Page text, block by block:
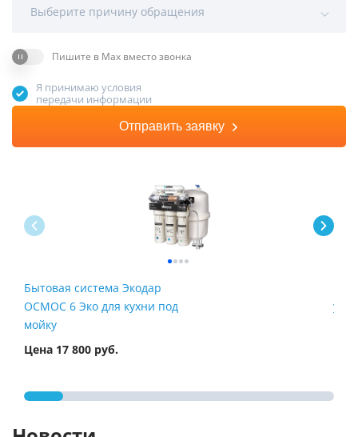
Выберите причину обращения
Пишите в Max вместо звонка
Я принимаю условия
передачи информации
Отправить заявку
Бытовая система Экодар
ОСМОС 6 Эко для кухни под
мойку
Цена 17 800 руб.